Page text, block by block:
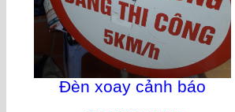
Đèn xoay cảnh báo